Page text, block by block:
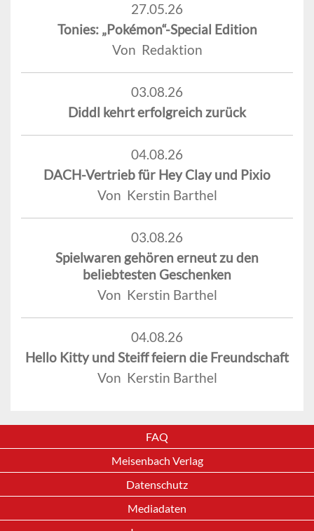
27.05.26
Tonies: „Pokémon“-Special Edition
Von Redaktion
03.08.26
Diddl kehrt erfolgreich zurück
04.08.26
DACH-Vertrieb für Hey Clay und Pixio
Von Kerstin Barthel
03.08.26
Spielwaren gehören erneut zu den
beliebtesten Geschenken
Von Kerstin Barthel
04.08.26
Hello Kitty und Steiff feiern die Freundschaft
Von Kerstin Barthel
FAQ
Meisenbach Verlag
Datenschutz
Mediadaten